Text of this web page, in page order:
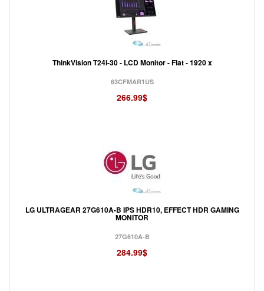
ThinkVision T24i-30 - LCD Monitor - Flat - 1920 x
63CFMAR1US
266.99$
LG ULTRAGEAR 27G610A-B IPS HDR10, EFFECT HDR GAMING
MONITOR
27G610A-B
284.99$